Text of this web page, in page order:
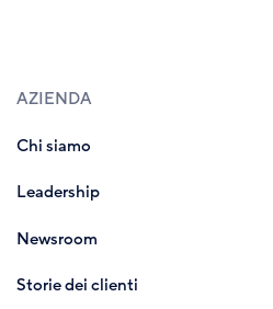
AZIENDA
Chi siamo
Leadership
Newsroom
Storie dei clienti